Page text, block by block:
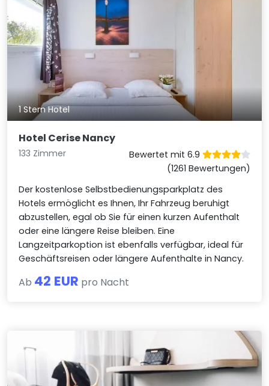
1 Stern Hotel
Hotel Cerise Nancy
133 Zimmer
Bewertet mit 6.9
(1261 Bewertungen)
Der kostenlose Selbstbedienungsparkplatz des
Hotels ermöglicht es Ihnen, Ihr Fahrzeug beruhigt
abzustellen, egal ob Sie für einen kurzen Aufenthalt
oder eine längere Reise bleiben. Eine
Langzeitparkoption ist ebenfalls verfügbar, ideal für
Geschäftsreisen oder längere Aufenthalte in Nancy.
Ab 42 EUR pro Nacht